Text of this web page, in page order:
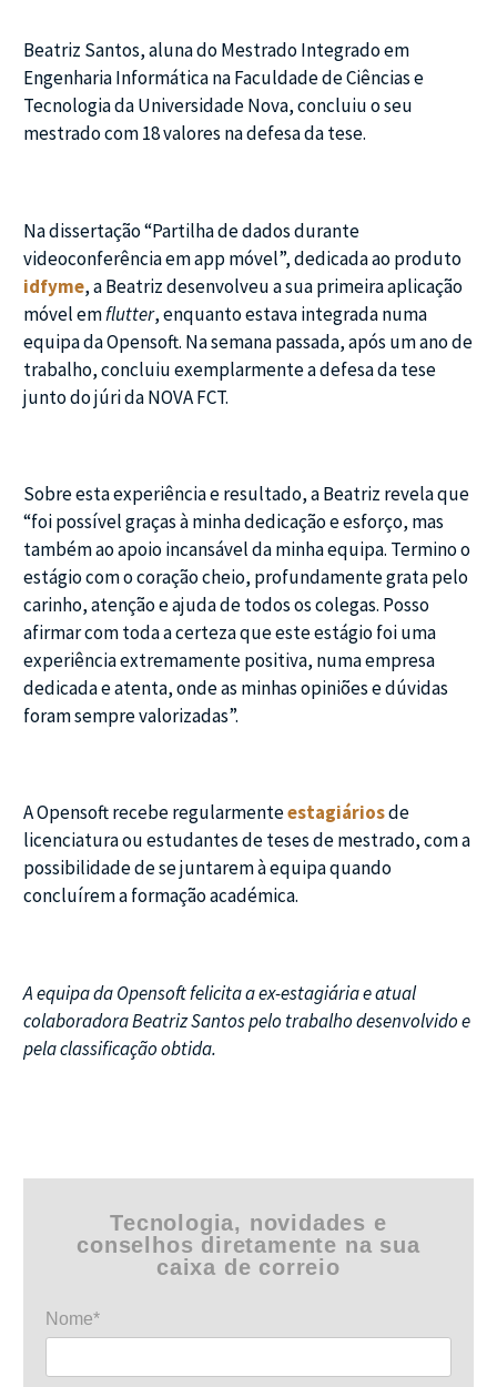
Beatriz Santos, aluna do Mestrado Integrado em
Engenharia Informática na Faculdade de Ciências e
Tecnologia da Universidade Nova, concluiu o seu
mestrado com 18 valores na defesa da tese.
Na dissertação “Partilha de dados durante
videoconferência em app móvel”, dedicada ao produto
idfyme, a Beatriz desenvolveu a sua primeira aplicação
móvel emflutter, enquanto estava integrada numa
equipa da Opensoft. Na semana passada, após um ano de
trabalho, concluiu exemplarmente a defesa da tese
junto do júri da NOVA FCT.
Sobre esta experiência e resultado, a Beatriz revela que
“foi possível graças à minha dedicação e esforço, mas
também ao apoio incansável da minha equipa. Termino o
estágio com o coração cheio, profundamente grata pelo
carinho, atenção e ajuda de todos os colegas. Posso
afirmar com toda a certeza que este estágio foi uma
experiência extremamente positiva, numa empresa
dedicada e atenta, onde as minhas opiniões e dúvidas
foram sempre valorizadas”.
A Opensoft recebe regularmenteestagiáriosde
licenciatura ou estudantes de teses de mestrado, com a
possibilidade de se juntarem à equipa quando
concluírem a formação académica.
A equipa da Opensoft felicita a ex-estagiária e atual
colaboradora Beatriz Santos pelo trabalho desenvolvido e
pela classificação obtida.
Tecnologia, novidades e
conselhos diretamente na sua
caixa de correio
Nome*